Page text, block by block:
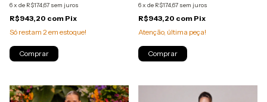
6x de R$174,67 sem juros
R$943,20 com Pix
Só restam 2 em estoque!
Comprar
6x de R$174,67 sem juros
R$943,20 com Pix
Atenção, última peça!
Comprar